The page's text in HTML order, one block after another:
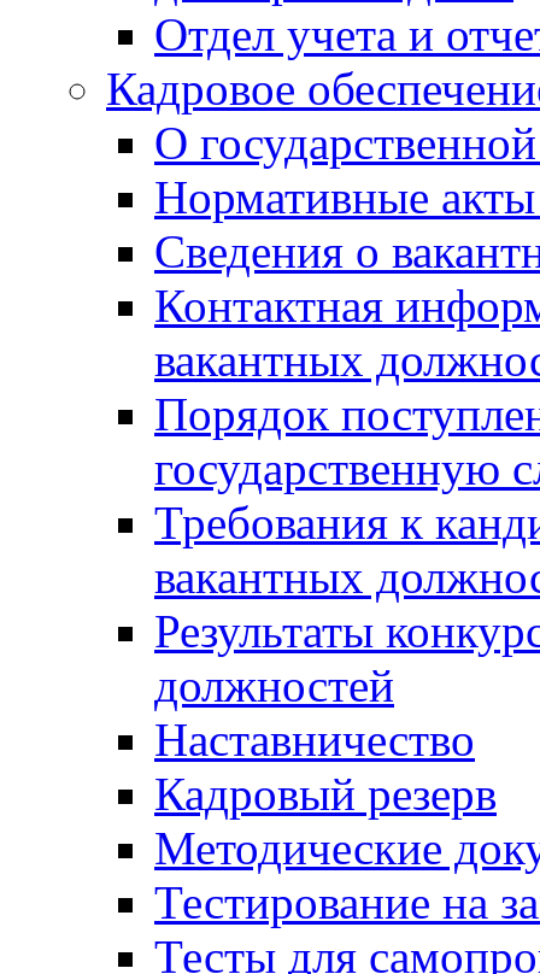
Отдел учета и
Кадровое
О
Нормативные акты
Сведения о
Контактная
вакантных
Порядок
государственную
Требования к
вакантных
Результаты
должностей
Наставничество
Кадровый резерв
Методические
Тестирование на
Тесты для